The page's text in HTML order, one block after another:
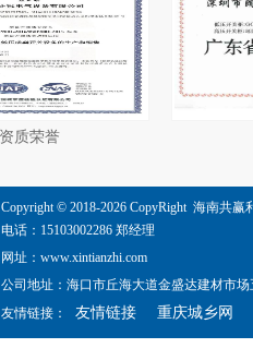
Copyright © 2018-2026 CopyRight 海南共赢
电话：15103002286 郑经理
网址：www.xintianzhi.com
公司地址：海口市丘海大道金盛达建材市场
友情链接：
友情链接 重庆城乡网